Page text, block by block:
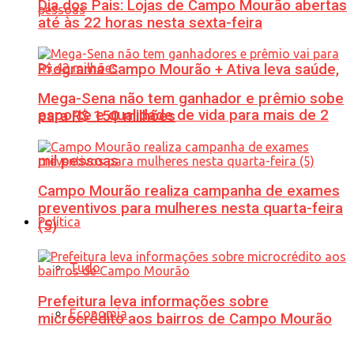
Programa Campo Mourão + Ativa leva saúde,
esporte e qualidade de vida para mais de 2
mil pessoas
Política
Tudo
Economia
Dia dos Pais: Lojas de Campo Mourão abertas
até às 22 horas nesta sexta-feira
Mega-Sena não tem ganhador e prêmio sobe
para R$ 150 milhões
Campo Mourão realiza campanha de exames
preventivos para mulheres nesta quarta-feira
(5)
Prefeitura leva informações sobre
microcrédito aos bairros de Campo Mourão